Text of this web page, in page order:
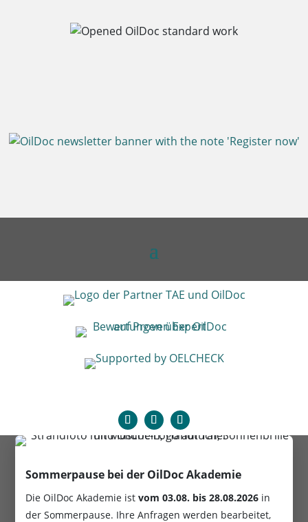
Sommerpause bei der OilDoc Akademie
Die OilDoc Akademie istvom 03.08. bis 28.08.2026 in
der Sommerpause. Ihre Anfragen werden bearbeitet,